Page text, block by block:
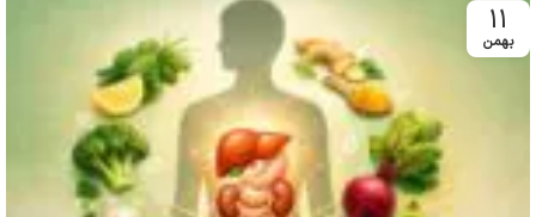
11
بهمن